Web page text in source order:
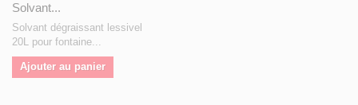
Solvant...
Solvant dégraissant lessivel
20L pour fontaine...
Ajouter au panier